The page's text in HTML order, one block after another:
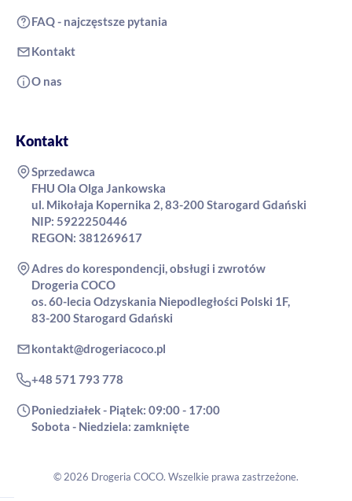
FAQ - najczęstsze pytania
Kontakt
O nas
Kontakt
Sprzedawca
FHU Ola Olga Jankowska
ul. Mikołaja Kopernika 2, 83-200 Starogard Gdański
NIP: 5922250446
REGON: 381269617
Adres do korespondencji, obsługi i zwrotów
Drogeria COCO
os. 60-lecia Odzyskania Niepodległości Polski 1F,
83-200 Starogard Gdański
kontakt@drogeriacoco.pl
+48 571 793 778
Poniedziałek - Piątek: 09:00 - 17:00
Sobota - Niedziela: zamknięte
© 2026 Drogeria COCO. Wszelkie prawa zastrzeżone.